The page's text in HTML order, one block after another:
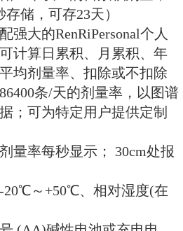
积剂量同时测量
累积剂量和200万
小时，具有无线传
。
、剂量率、溢出
能
射音四种报警方
RenRiPersonal个